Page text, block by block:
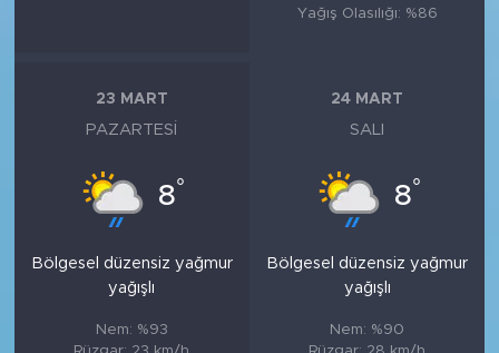
Yağış Olasılığı: %86
23 MART
PAZARTESI
8°
Bölgesel düzensiz yağmur
yağışlı
Nem: %93
24 MART
SALI
8°
Bölgesel düzensiz yağmur
yağışlı
Nem: %90